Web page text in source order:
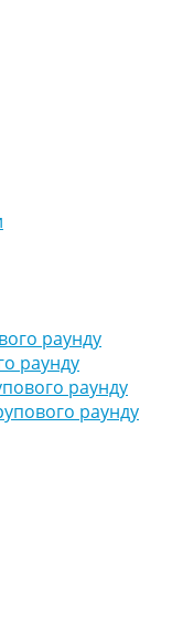
раунду
раунду
раунду
раунду